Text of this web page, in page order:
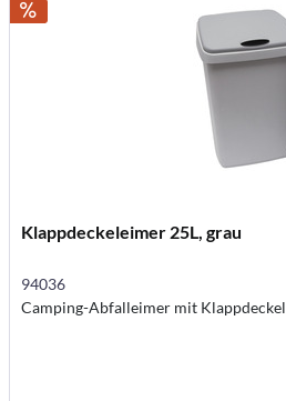
Klappdeckeleimer 25L, grau
94036
Camping-Abfalleimer mit Klappdeckel